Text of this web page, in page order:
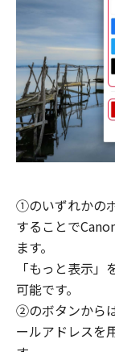
①のいずれかの
することで
ます。
「もっと表示
可能です。
②のボタンから
ールアドレスを